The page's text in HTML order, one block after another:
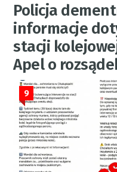
Policja
informacje
stacji
Apel o
9